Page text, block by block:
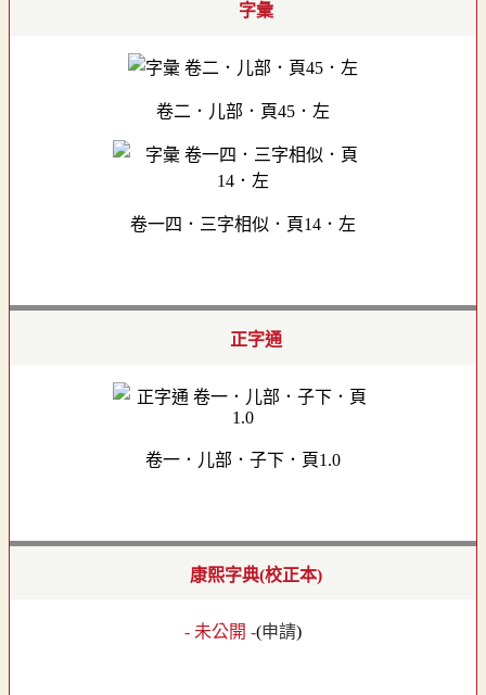
字彙
卷二．儿部．頁45．左
卷一四．三字相似．頁14．左
正字通
卷一．儿部．子下．頁1.0
康熙字典(校正本)
- 未公開 -(申請)